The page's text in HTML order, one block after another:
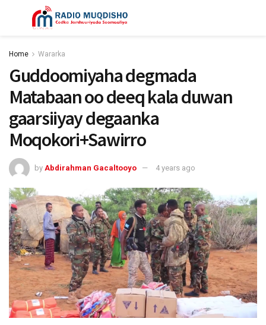
Home Wararka
Guddoomiyaha degmada
Matabaan oo deeq kala duwan
gaarsiiyay degaanka
Moqokori+Sawirro
by Abdirahman Gacaltooyo 4 years ago